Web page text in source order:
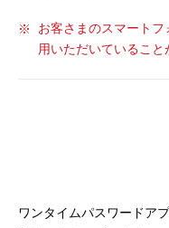
お客さまのスマートフ
用いただいていること
ワンタイムパスワードア